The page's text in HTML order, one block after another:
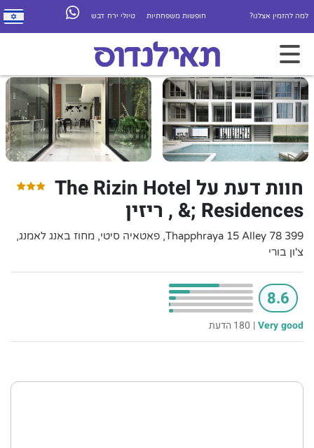
למה להזמין אצלנו? חופשות משפחתיות טיולי ירח דבש
חוות דעת על The Rizin Hotel
&; Residences , ריזין
399 78 Thapphraya 15 Alley, פאטאיה סיטי, מחוז באנג לאמנג,
צ'ון בורי
8.6
Very good
| 180 הדעת